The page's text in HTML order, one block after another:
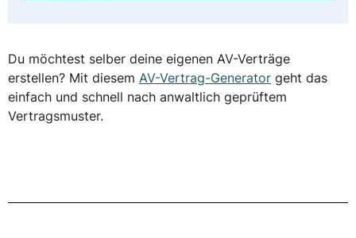
Du möchtest selber deine eigenen AV-Verträge
erstellen? Mit diesem AV-Vertrag-Generator geht das
einfach und schnell nach anwaltlich geprüftem
Vertragsmuster.